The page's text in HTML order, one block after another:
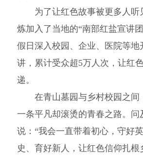
为了让红色故事被更多人听
炼加入了当地的“南部红盐宣讲
假日深入校园、企业、医院等地
讲，累计受众超5万人次，让红
递。
在青山墓园与乡村校园之间
一条平凡却滚烫的青春之路。问
说：“我会一直带着初心，守好
史、育好新人，让红色信仰扎根